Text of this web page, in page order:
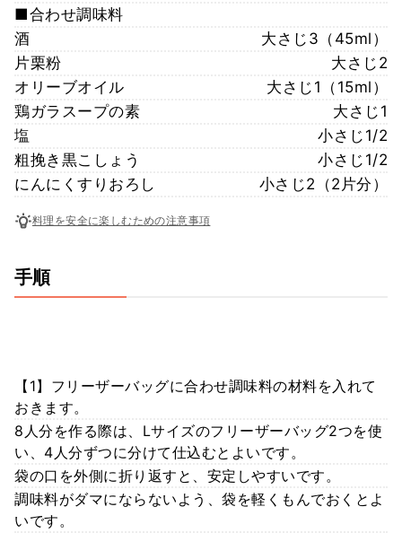
■合わせ調味料
酒
大さじ3（45ml）
片栗粉
大さじ2
オリーブオイル
大さじ1（15ml）
鶏ガラスープの素
大さじ1
塩
小さじ1/2
粗挽き黒こしょう
小さじ1/2
にんにくすりおろし
小さじ2（2片分）
料理を安全に楽しむための注意事項
手順
【1】フリーザーバッグに合わせ調味料の材料を入れて
おきます。
8人分を作る際は、Lサイズのフリーザーバッグ2つを使
い、4人分ずつに分けて仕込むとよいです。
袋の口を外側に折り返すと、安定しやすいです。
調味料がダマにならないよう、袋を軽くもんでおくとよ
いです。